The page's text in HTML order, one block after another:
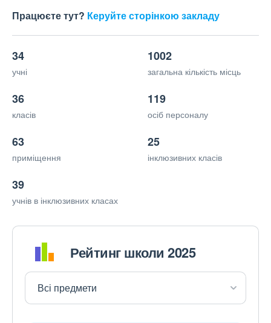
Працюєте тут? Керуйте сторінкою закладу
34
учні
1002
загальна кількість місць
36
класів
119
осіб персоналу
63
приміщення
25
інклюзивних класів
39
учнів в інклюзивних класах
Рейтинг школи 2025